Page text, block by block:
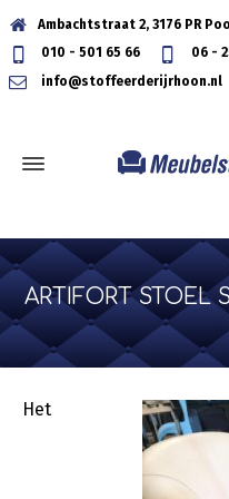
Ambachtstraat 2, 3176 PR
010 - 501 65 66
06 -
info@stoffeerderijrhoon.nl
ARTIFORT STOEL
Het